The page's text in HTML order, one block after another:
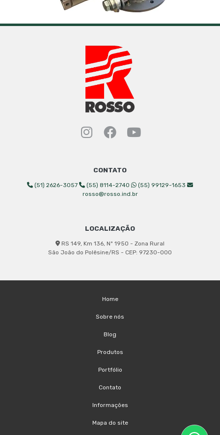
Instagram Rosso
Facebook Rosso
YouTube
CONTATO
(51) 2626-3057 (55) 8114-2740
(55) 99129-1653
rosso@rosso.ind.br
LOCALIZAÇÃO
RS 149, Km 136, Nº 1950 - Zona Rural
São João do Polêsine/RS - CEP: 97230-000
Home
Sobre nós
Blog
Produtos
Portfólio
Contato
Informações
Mapa do site